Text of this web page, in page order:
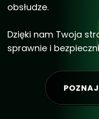
obsłudze.
Dzięki nam Twoja
sprawnie i